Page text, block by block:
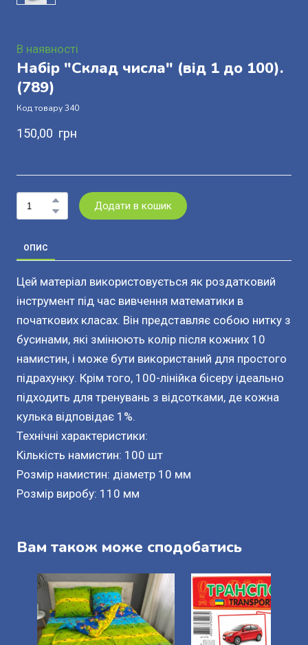
В наявності
Набір "Склад числа" (від 1 до 100).
(789)
Код товару 340
150,00  грн
Додати в кошик
ОПИС
Цей матеріал використовується як роздатковий
інструмент під час вивчення математики в
початкових класах. Він представляє собою нитку з
бусинами, які змінюють колір після кожних 10
намистин, і може бути використаний для простого
підрахунку. Крім того, 100-лінійка бісеру ідеально
підходить для тренувань з відсотками, де кожна
кулька відповідає 1%.
Технічні характеристики:
Кількість намистин: 100 шт
Розмір намистин: діаметр 10 мм
Розмір виробу: 110 мм
Вам також може сподобатись